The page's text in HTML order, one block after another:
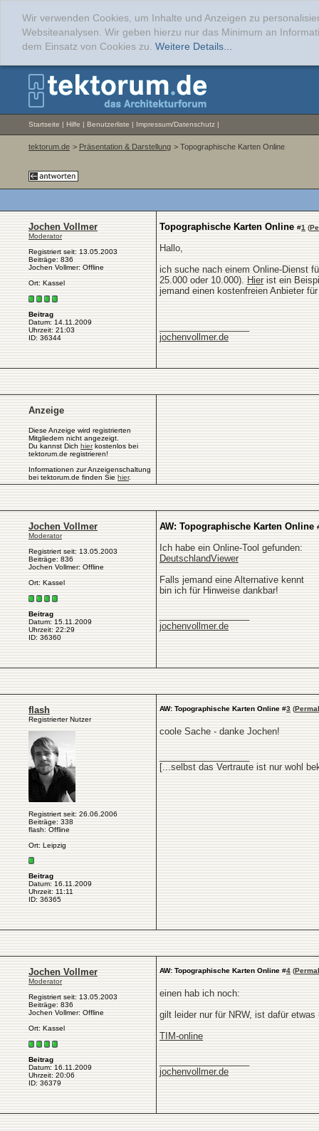
Wir verwenden Cookies, um Inhalte und Anzeigen zu
Websiteanalysen. Wir geben hierzu nur das Minimum an
dem Einsatz von Cookies zu. Weitere Details...
Startseite | Hilfe | Benutzerliste | Impressum/Datenschutz |
tektorum.de > Präsentation & Darstellung > Topographische Karten Online
Jochen Vollmer
Moderator
Registriert seit: 13.05.2003
Beiträge: 836
Jochen Vollmer: Offline
Ort: Kassel
Beitrag
Datum: 14.11.2009
Uhrzeit: 21:03
ID: 36344
Topographische Karten Online #1 (
Hallo,
ich suche nach einem Online-Dienst
25.000 oder 10.000). Hierist ein
jemand einen kostenfreien Anbieter
jochenvollmer.de
Anzeige
Diese Anzeige wird registrierten
Mitgliedern nicht angezeigt.
Du kannst Dich hierkostenlos bei
tektorum.de registrieren!
Informationen zur Anzeigenschaltung
bei tektorum.de finden Sie hier.
Jochen Vollmer
Moderator
Registriert seit: 13.05.2003
Beiträge: 836
Jochen Vollmer: Offline
Ort: Kassel
Beitrag
Datum: 15.11.2009
Uhrzeit: 22:29
ID: 36360
AW: Topographische Karten Online
Ich habe ein Online-Tool gefunden:
DeutschlandViewer
Falls jemand eine Alternative kennt
bin ich für Hinweise dankbar!
jochenvollmer.de
flash
Registrierter Nutzer
Registriert seit: 26.06.2006
Beiträge: 338
flash: Offline
Ort: Leipzig
Beitrag
Datum: 16.11.2009
Uhrzeit: 11:11
ID: 36365
AW: Topographische Karten Online #3 (
coole Sache - danke Jochen!
[...selbst das Vertraute ist nur wohl
Jochen Vollmer
Moderator
Registriert seit: 13.05.2003
Beiträge: 836
Jochen Vollmer: Offline
Ort: Kassel
Beitrag
Datum: 16.11.2009
Uhrzeit: 20:06
ID: 36379
AW: Topographische Karten Online #4 (
einen hab ich noch:
gilt leider nur für NRW, ist dafür etwas
TIM-online
jochenvollmer.de